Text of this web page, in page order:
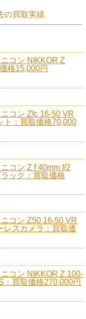
の買取実績
コン NIKKOR Z
格15,000円
コン Zfc 16-50 VR
ト：買取価格70,000
コン Z f 40mm f/2
ック：買取価格
コン Z50 16-50 VR
レスカメラ：買取価
ニコン NIKKOR Z 100-
：買取価格270,000円